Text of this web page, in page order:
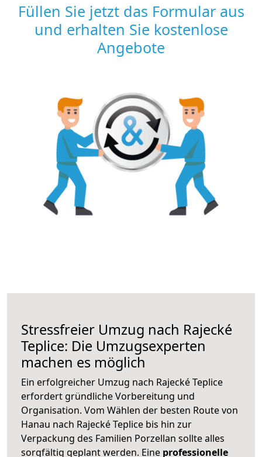
Füllen Sie jetzt das Formular aus
und erhalten Sie kostenlose
Angebote
Stressfreier Umzug nach Rajecké
Teplice: Die Umzugsexperten
machen es möglich
Ein erfolgreicher Umzug nach Rajecké Teplice
erfordert gründliche Vorbereitung und
Organisation. Vom Wählen der besten Route von
Hanau nach Rajecké Teplice bis hin zur
Verpackung des Familien Porzellan sollte alles
sorgfältig geplant werden. Eine professionelle